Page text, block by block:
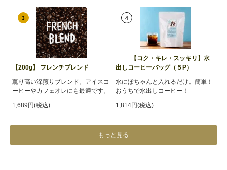
3
【200g】 フレンチブレンド
薫り高い深煎りブレンド。アイスコ
ーヒーやカフェオレにも最適です。
1,689円(税込)
4
【コク・キレ・スッキリ】水
出しコーヒーバッグ（５P）
水にぽちゃんと入れるだけ。簡単！
おうちで水出しコーヒー！
1,814円(税込)
もっと見る